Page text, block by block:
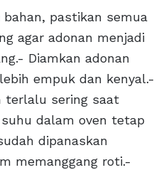
pastikan semua
agar adonan menjadi
Diamkan adonan
empuk dan kenyal.-
terlalu sering saat
dalam oven tetap
dipanaskan
memanggang roti.-